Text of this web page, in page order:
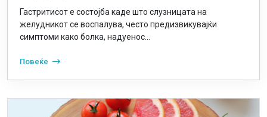
Гастритисот е состојба каде што слузницата на
желудникот се воспалува, често предизвикувајќи
симптоми како болка, надуенос...
Повеќе